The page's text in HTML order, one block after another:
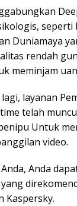
Duniamaya
rendah
meminjam
layanan
telah
Untuk
video.
Anda
Kaspersky.